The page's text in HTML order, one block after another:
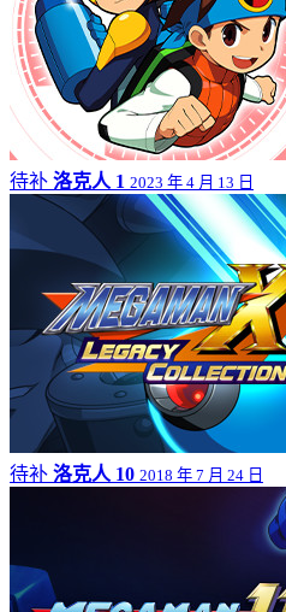
待补 洛克人 1 2023 年 4 月 13 日
待补 洛克人 10 2018 年 7 月 24 日